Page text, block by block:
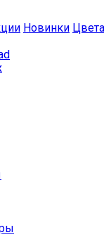
Новинки Цвета